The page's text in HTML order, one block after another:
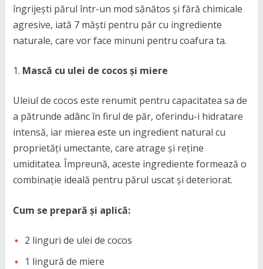
îngrijești părul într-un mod sănătos și fără chimicale
agresive, iată 7 măști pentru păr cu ingrediente
naturale, care vor face minuni pentru coafura ta.
Mască cu ulei de cocos și miere
Uleiul de cocos este renumit pentru capacitatea sa de
a pătrunde adânc în firul de păr, oferindu-i hidratare
intensă, iar mierea este un ingredient natural cu
proprietăți umectante, care atrage și reține
umiditatea. Împreună, aceste ingrediente formează o
combinație ideală pentru părul uscat și deteriorat.
Cum se prepară și aplică:
2 linguri de ulei de cocos
1 lingură de miere